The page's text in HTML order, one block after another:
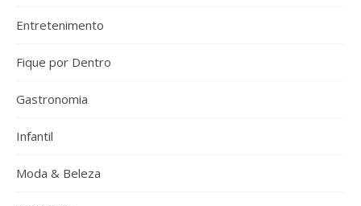
Entretenimento
Fique por Dentro
Gastronomia
Infantil
Moda & Beleza